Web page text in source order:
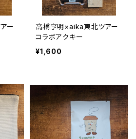
ー
高橋亨明×aika東北ツアー
コラボアクキー
¥1,600